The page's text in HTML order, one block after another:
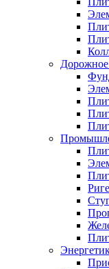
Дорожное